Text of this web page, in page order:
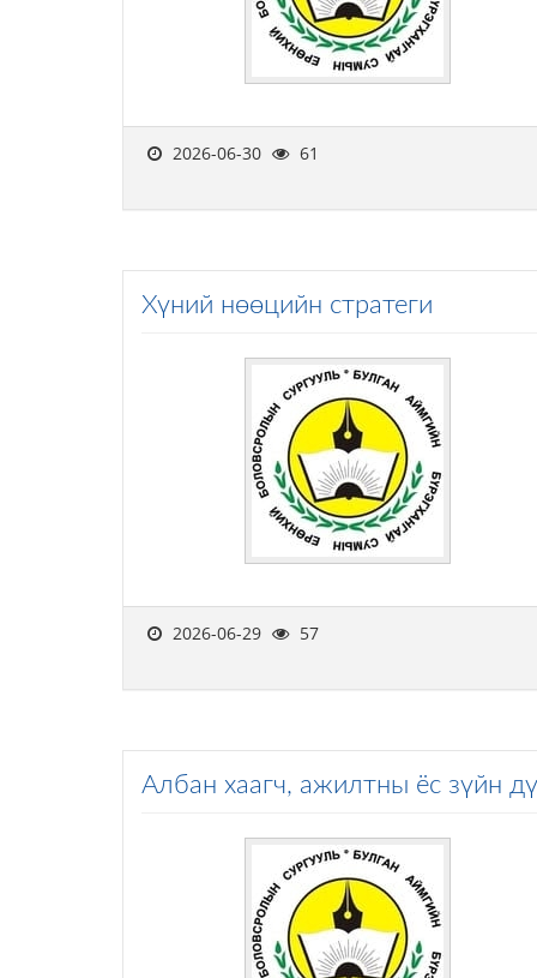
2026-06-30 61
Хүний нөөцийн стратеги
2026-06-29 57
Албан хаагч, ажилтны ёс зүйн